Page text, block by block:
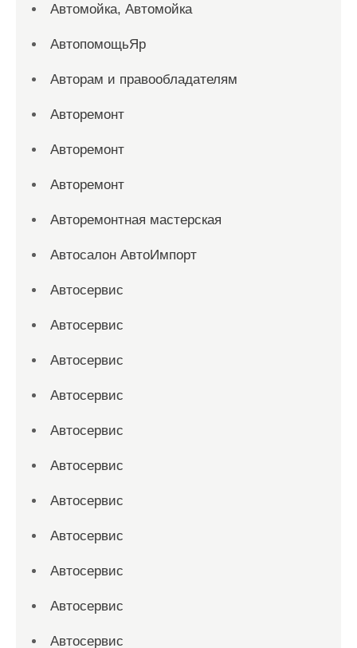
Автомойка, Автомойка
АвтопомощьЯр
Авторам и правообладателям
Авторемонт
Авторемонт
Авторемонт
Авторемонтная мастерская
Автосалон АвтоИмпорт
Автосервис
Автосервис
Автосервис
Автосервис
Автосервис
Автосервис
Автосервис
Автосервис
Автосервис
Автосервис
Автосервис